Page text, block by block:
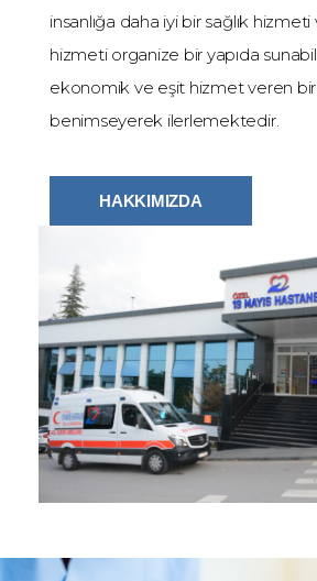
insanlığa daha iyi bir sağlık
hizmeti organize bir yapıda
ekonomik ve eşit hizmet veren bir
benimseyerek ilerlemektedir.
HAKKIMIZDA